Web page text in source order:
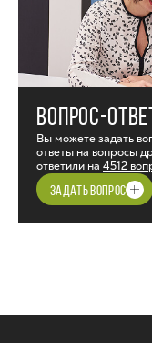
ВОПРОС-
Вы можете задать
ответы на вопросы
ответили на 4512
ЗАДАТЬ ВОПРОС